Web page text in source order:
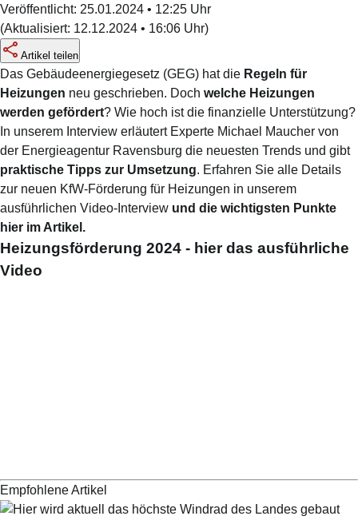
Veröffentlicht: 25.01.2024 • 12:25 Uhr
(Aktualisiert: 12.12.2024 • 16:06 Uhr)
Artikel teilen
Das Gebäudeenergiegesetz (GEG) hat die Regeln für
Heizungen neu geschrieben. Doch welche Heizungen
werden gefördert? Wie hoch ist die finanzielle Unterstützung?
In unserem Interview erläutert Experte Michael Maucher von
der Energieagentur Ravensburg die neuesten Trends und gibt
praktische Tipps zur Umsetzung. Erfahren Sie alle Details
zur neuen KfW-Förderung für Heizungen in unserem
ausführlichen Video-Interview und die wichtigsten Punkte
hier im Artikel.
Heizungsförderung 2024 - hier das ausführliche
Video
Empfohlene Artikel